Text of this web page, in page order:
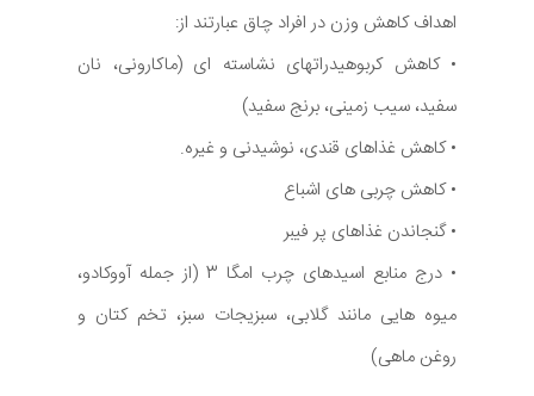
اهداف کاهش وزن در افراد چاق عبارتند از:
• کاهش کربوهیدراتهای نشاسته ای (ماکارونی، نان
سفید، سیب زمینی، برنج سفید)
• کاهش غذاهای قندی، نوشیدنی و غیره.
• کاهش چربی های اشباع
• گنجاندن غذاهای پر فیبر
• درج منابع اسیدهای چرب امگا 3 (از جمله آووکادو،
میوه هایی مانند گلابی، سبزیجات سبز، تخم کتان و
روغن ماهی)